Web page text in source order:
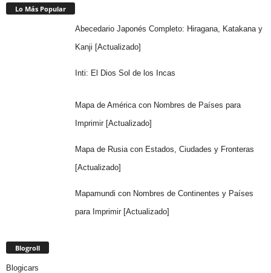
Lo Más Popular
Abecedario Japonés Completo: Hiragana, Katakana y
Kanji [Actualizado]
Inti: El Dios Sol de los Incas
Mapa de América con Nombres de Países para
Imprimir [Actualizado]
Mapa de Rusia con Estados, Ciudades y Fronteras
[Actualizado]
Mapamundi con Nombres de Continentes y Países
para Imprimir [Actualizado]
Blogroll
Blogicars